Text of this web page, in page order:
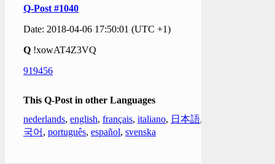
Q-Post #1040
Date: 2018-04-06 17:50:01 (UTC +1)
Q !xowAT4Z3VQ
919456
This Q-Post in other Languages
nederlands, english, français, italiano, 日本語,
국어 , português, español, svenska